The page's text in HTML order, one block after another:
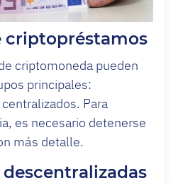
criptopréstamos
criptomoneda pueden
principales:
Para
es necesario detenerse
más detalle.